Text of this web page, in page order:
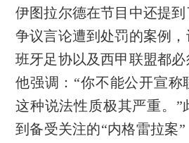
伊图拉尔德在节目中还提
争议言论遭到处罚的案例
班牙足协以及西甲联盟都必
他强调：“你不能公开宣称
这种说法性质极其严重。”
到备受关注的“内格雷拉案